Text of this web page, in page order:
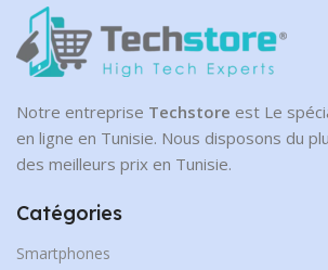
Notre entreprise Techstore est Le
en ligne en Tunisie. Nous disposons du
des meilleurs prix en Tunisie.
Catégories
Smartphones